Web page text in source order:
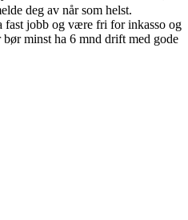
deg av når som helst.
fast jobb og være fri for inkasso og
minst ha 6 mnd drift med gode